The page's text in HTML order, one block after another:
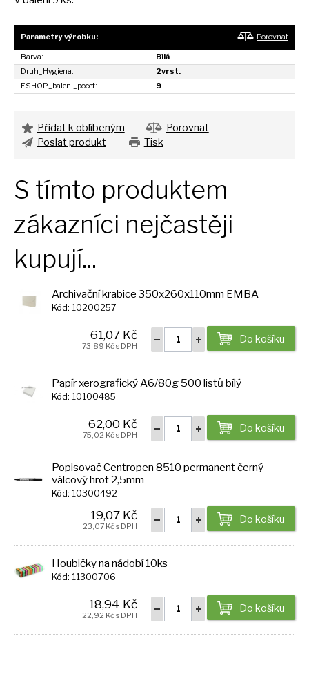
Parametry výrobku: Porovnat
Barva:
Bílá
Druh_Hygiena:
2vrst.
ESHOP_baleni_pocet:
9
Přidat k oblíbeným
Porovnat
Poslat produkt
Tisk
S tímto produktem
zákazníci nejčastěji
kupují...
Archivační krabice 350x260x110mm EMBA
Kód: 10200257
Do košíku
61,07 Kč
73,89 Kč s DPH
Papír xerografický A6/80g 500 listů bílý
Kód: 10100485
Do košíku
62,00 Kč
75,02 Kč s DPH
Popisovač Centropen 8510 permanent černý
válcový hrot 2,5mm
Kód: 10300492
Do košíku
19,07 Kč
23,07 Kč s DPH
Houbičky na nádobí 10ks
Kód: 11300706
Do košíku
18,94 Kč
22,92 Kč s DPH